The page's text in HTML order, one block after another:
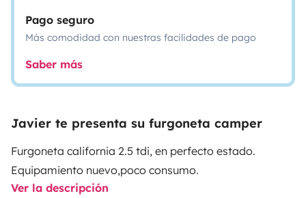
Pago seguro
Más comodidad con nuestras facilidades de pago
Saber más
Javier te presenta su furgoneta camper
Furgoneta california 2.5 tdi, en perfecto estado.
Equipamiento nuevo,poco consumo.
Ver la descripción